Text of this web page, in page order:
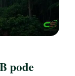
pode